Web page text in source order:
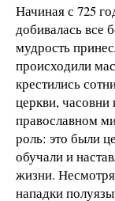
Начиная с 725
добивалась все
мудрость
происходили
крестились
церкви,
православном
роль: это были
обучали и
жизни.
нападки